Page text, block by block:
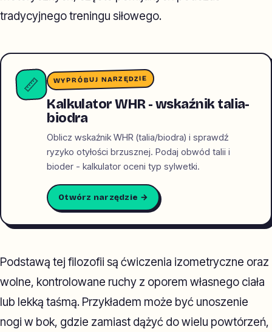
tradycyjnego treningu siłowego.
📏 WYPRÓBUJ NARZĘDZIE
Kalkulator WHR - wskaźnik talia-
biodra
Oblicz wskaźnik WHR (talia/biodra) i sprawdź
ryzyko otyłości brzusznej. Podaj obwód talii i
bioder - kalkulator oceni typ sylwetki.
Otwórz narzędzie →
Podstawą tej filozofii są ćwiczenia izometryczne oraz
wolne, kontrolowane ruchy z oporem własnego ciała
lub lekką taśmą. Przykładem może być unoszenie
nogi w bok, gdzie zamiast dążyć do wielu powtórzeń,